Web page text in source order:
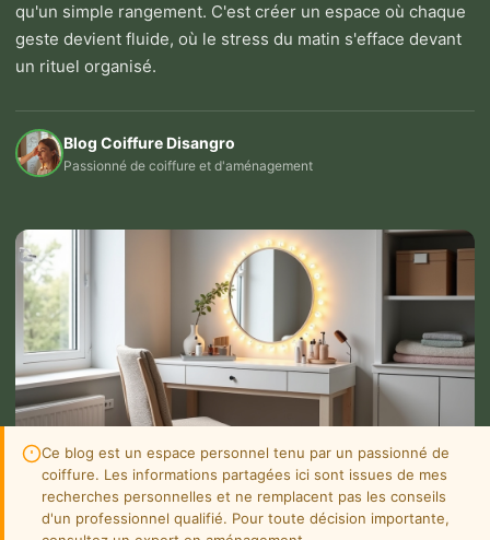
qu'un simple rangement. C'est créer un espace où chaque
geste devient fluide, où le stress du matin s'efface devant
un rituel organisé.
Blog Coiffure Disangro
Passionné de coiffure et d'aménagement
Ce blog est un espace personnel tenu par un passionné de
coiffure. Les informations partagées ici sont issues de mes
recherches personnelles et ne remplacent pas les conseils
d'un professionnel qualifié. Pour toute décision importante,